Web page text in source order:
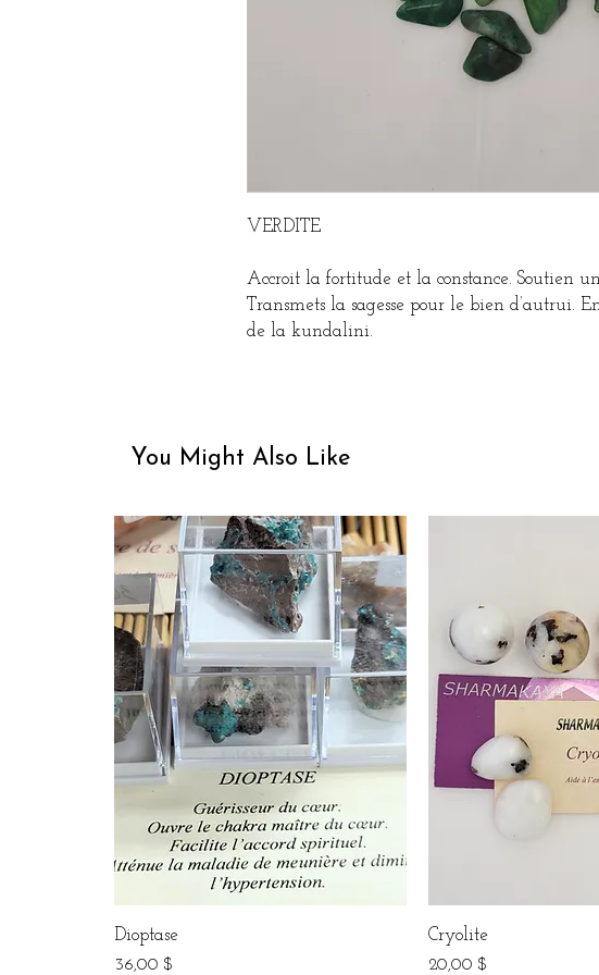
VERDITE
Accroit la fortitude et la constance. Soutien
Transmets la sagesse pour le bien d’autrui.
de la kundalini.
You Might Also Like
Dioptase
Prix
36,00 $
Cryolite
Prix
20,00 $